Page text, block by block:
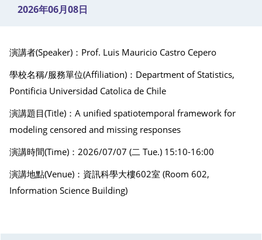
2026年06月08日
演講者(Speaker)：Prof. Luis Mauricio Castro Cepero
學校名稱/服務單位(Affiliation)：Department of Statistics,
Pontificia Universidad Catolica de Chile
演講題目(Title)：A unified spatiotemporal framework for
modeling censored and missing responses
演講時間(Time)：2026/07/07 (二 Tue.) 15:10-16:00
演講地點(Venue)：資訊科學大樓602室 (Room 602,
Information Science Building)